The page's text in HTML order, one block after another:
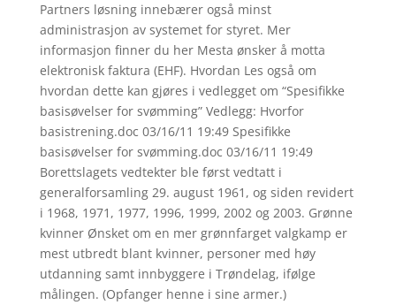
Partners løsning innebærer også minst
administrasjon av systemet for styret. Mer
informasjon finner du her Mesta ønsker å motta
elektronisk faktura (EHF). Hvordan Les også om
hvordan dette kan gjøres i vedlegget om “Spesifikke
basisøvelser for svømming” Vedlegg: Hvorfor
basistrening.doc 03/16/11 19:49 Spesifikke
basisøvelser for svømming.doc 03/16/11 19:49
Borettslagets vedtekter ble først vedtatt i
generalforsamling 29. august 1961, og siden revidert
i 1968, 1971, 1977, 1996, 1999, 2002 og 2003. Grønne
kvinner Ønsket om en mer grønnfarget valgkamp er
mest utbredt blant kvinner, personer med høy
utdanning samt innbyggere i Trøndelag, ifølge
målingen. (Opfanger henne i sine armer.)